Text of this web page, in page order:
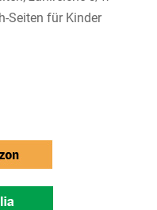
Seiten für Kinder